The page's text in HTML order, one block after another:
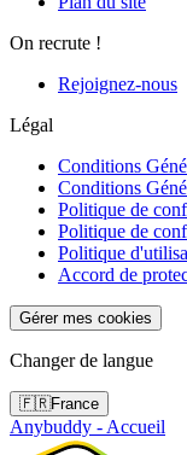
On recrute !
Rejoignez-nous
Légal
Conditions
Conditions
Politique de
Politique de
Politique
Accord de
Gérer mes cookies
Changer de langue
🇫🇷France
Anybuddy - Accueil